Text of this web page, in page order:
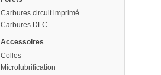
Carbures circuit imprimé
Carbures DLC
Accessoires
Colles
Microlubrification